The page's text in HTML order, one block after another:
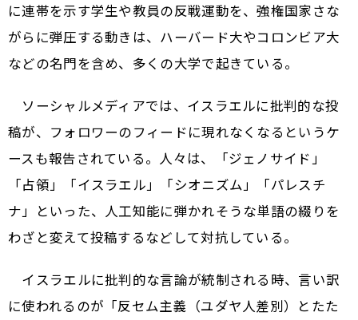
に連帯を示す学生や教員の反戦運動を、強権国家さな
がらに弾圧する動きは、ハーバード大やコロンビア大
などの名門を含め、多くの大学で起きている。
ソーシャルメディアでは、イスラエルに批判的な投
稿が、フォロワーのフィードに現れなくなるというケ
ースも報告されている。人々は、「ジェノサイド」
「占領」「イスラエル」「シオニズム」「パレスチ
ナ」といった、人工知能に弾かれそうな単語の綴りを
わざと変えて投稿するなどして対抗している。
イスラエルに批判的な言論が統制される時、言い訳
に使われるのが「反セム主義（ユダヤ人差別）とたた